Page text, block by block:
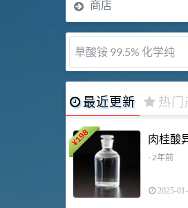
商店
草酸铵 99.5% 化学纯
最近更新 热门
¥
198 肉桂酸
- 2年前
2025-